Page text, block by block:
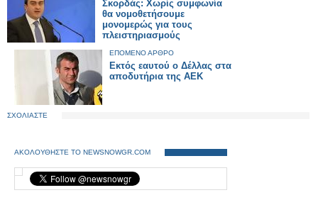
Σκορδάς: Χωρίς συμφωνία
θα νομοθετήσουμε
μονομερώς για τους
πλειστηριασμούς
ΕΠΟΜΕΝΟ ΑΡΘΡΟ
Εκτός εαυτού ο Δέλλας στα
αποδυτήρια της ΑΕΚ
ΣΧΟΛΙΑΣΤΕ
ΑΚΟΛΟΥΘΗΣΤΕ ΤΟ NEWSNOWGR.COM